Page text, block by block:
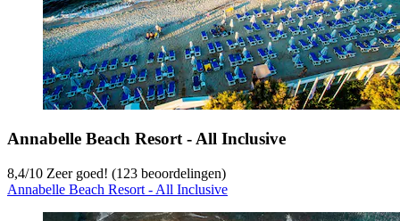
Annabelle Beach Resort - All Inclusive
8,4/10 Zeer goed! (123 beoordelingen)
Annabelle Beach Resort - All Inclusive